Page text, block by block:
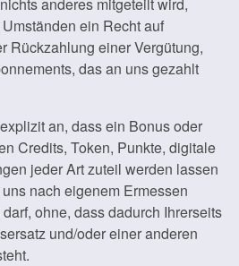
ein Recht auf
Rückzahlung einer Vergütung,
das an uns gezahlt
an, dass ein Bonus oder
Credits, Token, Punkte, digitale
jeder Art zuteil werden lassen
nach eigenem Ermessen
ohne, dass dadurch Ihrerseits
und/oder einer anderen